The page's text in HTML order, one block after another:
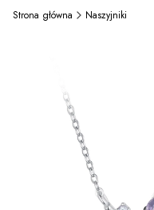
Strona główna Naszyjniki